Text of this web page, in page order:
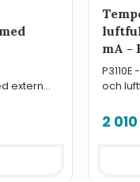
extern
mA -
och
2 010